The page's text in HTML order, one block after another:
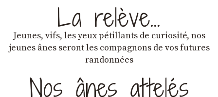
La relève…
Jeunes, vifs, les yeux pétillants de curiosité, nos
jeunes ânes seront les compagnons de vos futures
randonnées
Nos ânes attelés